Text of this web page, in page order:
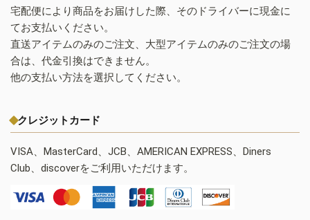
宅配便により商品をお届けした際、そのドライバーに現金に
てお支払いください。
直送アイテムのみのご注文、大型アイテムのみのご注文の場
合は、代金引換はできません。
他の支払い方法を選択してください。
クレジットカード
VISA、MasterCard、JCB、AMERICAN EXPRESS、Diners
Club、discoverをご利用いただけます。